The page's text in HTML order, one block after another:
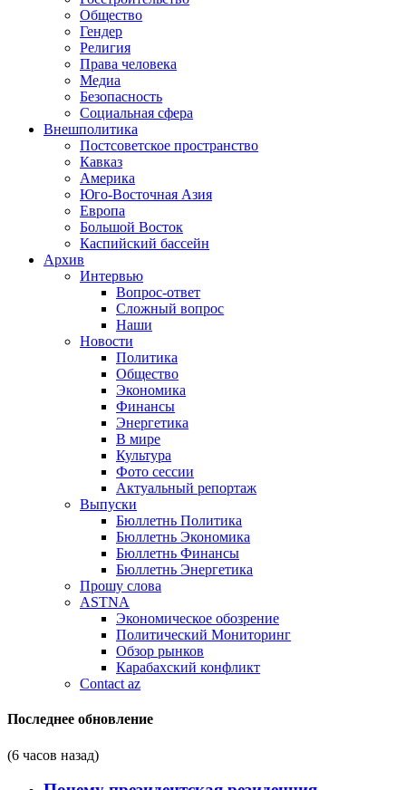
Общество
Гендер
Религия
Права человека
Медиа
Безопасность
Социальная сфера
Внешполитика
Постсоветское пространство
Кавказ
Америка
Юго-Восточная Азия
Европа
Большой Восток
Каспийский бассейн
Архив
Интервью
Вопрос-ответ
Сложный вопрос
Наши
Новости
Политика
Общество
Экономика
Финансы
Энергетика
В мире
Культура
Фото сессии
Актуальный репортаж
Выпуски
Бюллетнь Политика
Бюллетнь Экономика
Бюллетнь Финансы
Бюллетнь Энергетика
Прошу слова
ASTNA
Экономическое обозрение
Политический Мониторинг
Обзор рынков
Карабахский конфликт
Contact az
Последнее обновление
(6 часов назад)